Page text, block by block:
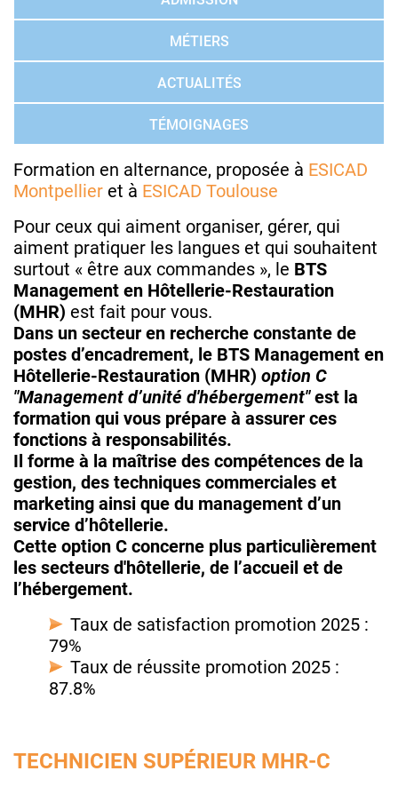
MÉTIERS
ACTUALITÉS
TÉMOIGNAGES
Formation en alternance, proposée à ESICAD
Montpellier et à ESICAD Toulouse
Pour ceux qui aiment organiser, gérer, qui
aiment pratiquer les langues et qui souhaitent
surtout « être aux commandes », le BTS
Management en Hôtellerie-Restauration
(MHR) est fait pour vous.
Dans un secteur en recherche constante de
postes d’encadrement, le BTS Management en
Hôtellerie-Restauration (MHR) option C
"Management d’unité d'hébergement"est la
formation qui vous prépare à assurer ces
fonctions à responsabilités.
Il forme à la maîtrise des compétences de la
gestion, des techniques commerciales et
marketing ainsi que du management d’un
service d’hôtellerie.
Cette option C concerne plus particulièrement
les secteurs d'hôtellerie, de l’accueil et de
l’hébergement.
Taux de satisfaction promotion 2025 :
79%
Taux de réussite promotion 2025 :
87.8%
TECHNICIEN SUPÉRIEUR MHR-C